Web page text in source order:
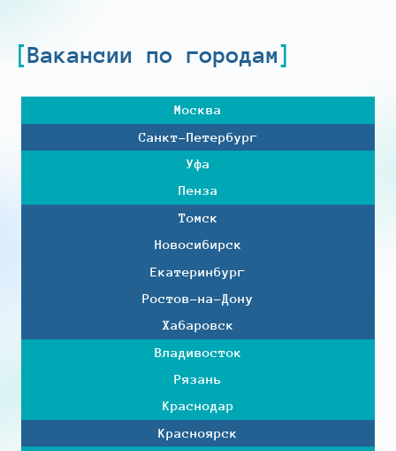
Вакансии по городам
Москва
Санкт-Петербург
Уфа
Пенза
Томск
Новосибирск
Екатеринбург
Ростов-на-Дону
Хабаровск
Владивосток
Рязань
Краснодар
Красноярск